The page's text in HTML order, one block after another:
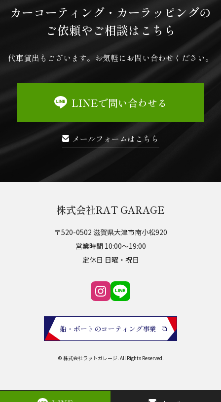
カーコーティング・ カーラッピングの
ご依頼やご相談はこちら
代車貸出もございます。 お気軽にお問い合わせください。
LINEで問い合わせる
メールフォームはこちら
株式会社RAT GARAGE
〒520-0502 滋賀県大津市南小松920
営業時間 10:00～19:00
定休日 日曜・祝日
船・ボートのコーティング事業
© 株式会社ラットガレージ. All Rights Reserved.